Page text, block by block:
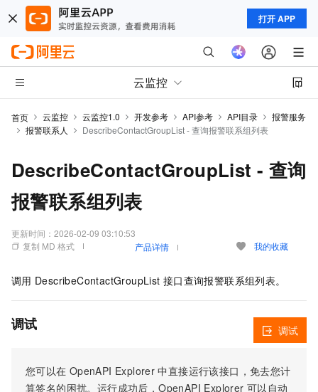
打开 APP
云监控
首页 云监控 云监控1.0 开发参考 API参考 API目录
报警服务
报警联系人
DescribeContactGroupList - 查询报警联系组列表
DescribeContactGroupList - 查询
报警联系组列表
更新时间： 2026-02-09 03:10:53
复制 MD 格式
产品详情 我的收藏
调用 DescribeContactGroupList 接口查询报警联系组列表。
调试
您可以在 OpenAPI Explorer 中直接运行该接口，免去您计
算签名的困扰。运行成功后，OpenAPI Explorer 可以自动
调试